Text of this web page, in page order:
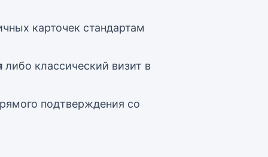
карточек стандартам
либо классический визит в
подтверждения со